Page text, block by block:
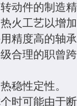
动件的制造
火工艺以增
精度高的轴
合理的职曾
稳性定性。
时可能由于